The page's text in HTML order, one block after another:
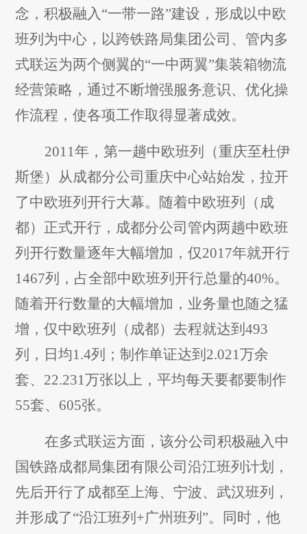
念，积极融入“一带一路”建设，形成以中欧
班列为中心，以跨铁路局集团公司、管内多
式联运为两个侧翼的“一中两翼”集装箱物流
经营策略，通过不断增强服务意识、优化操
作流程，使各项工作取得显著成效。
2011年，第一趟中欧班列（重庆至杜伊
斯堡）从成都分公司重庆中心站始发，拉开
了中欧班列开行大幕。随着中欧班列（成
都）正式开行，成都分公司管内两趟中欧班
列开行数量逐年大幅增加，仅2017年就开行
1467列，占全部中欧班列开行总量的40%。
随着开行数量的大幅增加，业务量也随之猛
增，仅中欧班列（成都）去程就达到493
列，日均1.4列；制作单证达到2.021万余
套、22.231万张以上，平均每天要都要制作
55套、605张。
在多式联运方面，该分公司积极融入中
国铁路成都局集团有限公司沿江班列计划，
先后开行了成都至上海、宁波、武汉班列，
并形成了“沿江班列+广州班列”。同时，他